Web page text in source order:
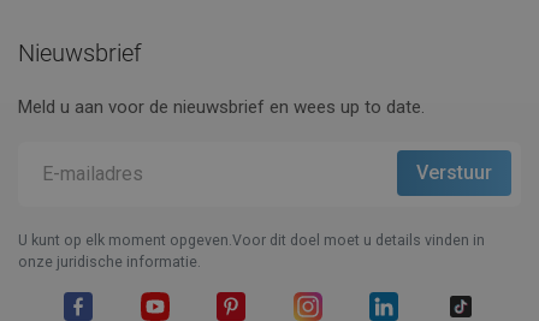
Nieuwsbrief
Meld u aan voor de nieuwsbrief en wees up to date.
U kunt op elk moment opgeven.Voor dit doel moet u details vinden in
onze juridische informatie.